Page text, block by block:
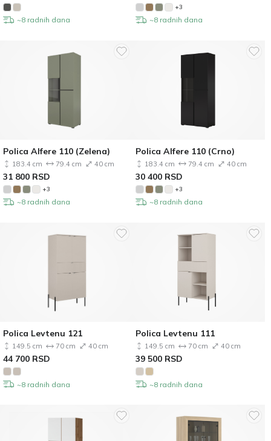
~8 radnih dana
+3
~8 radnih dana
Polica Alfere 110 (Zelena)
183.4 cm 79.4 cm 40 cm
31 800 RSD
+3
~8 radnih dana
Polica Alfere 110 (Crno)
183.4 cm 79.4 cm 40 cm
30 400 RSD
+3
~8 radnih dana
Polica Levtenu 121
149.5 cm 70 cm 40 cm
44 700 RSD
~8 radnih dana
Polica Levtenu 111
149.5 cm 70 cm 40 cm
39 500 RSD
~8 radnih dana